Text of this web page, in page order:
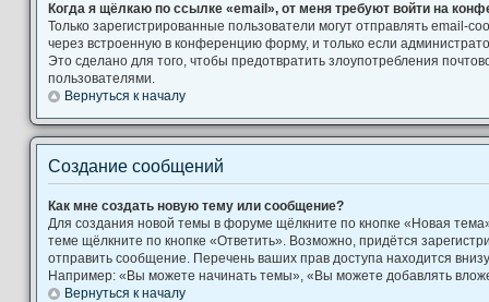
Когда я щёлкаю по ссылке «email», от меня требуют войти на
Только зарегистрированные пользователи могут отправлять email-
через встроенную в конференцию форму, и только если
Это сделано для того, чтобы предотвратить злоупотребления
пользователями.
Вернуться к началу
Создание сообщений
Как мне создать новую тему или сообщение?
Для создания новой темы в форуме щёлкните по кнопке «Новая
теме щёлкните по кнопке «Ответить». Возможно, придётся
отправить сообщение. Перечень ваших прав доступа находится
Например: «Вы можете начинать темы», «Вы можете добавлять
Вернуться к началу